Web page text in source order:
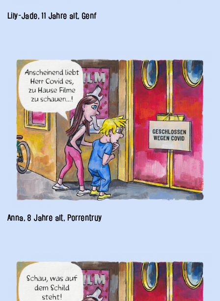
Lily-Jade, 11 Jahre alt, Genf
Anna, 8 Jahre alt, Porrentruy